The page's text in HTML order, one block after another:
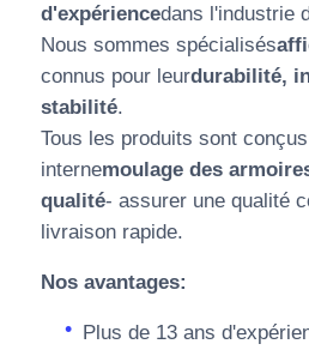
d'expériencedans l'industrie
Nous sommes spécialisés
connus pour leurdurabilité,
stabilité.
Tous les produits sont
internemoulage des
qualité- assurer une qualité
livraison rapide.
Nos avantages:
Plus de 13 ans